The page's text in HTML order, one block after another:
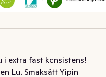
i extra fast konsistens!
Lu. Smaksätt Yipin